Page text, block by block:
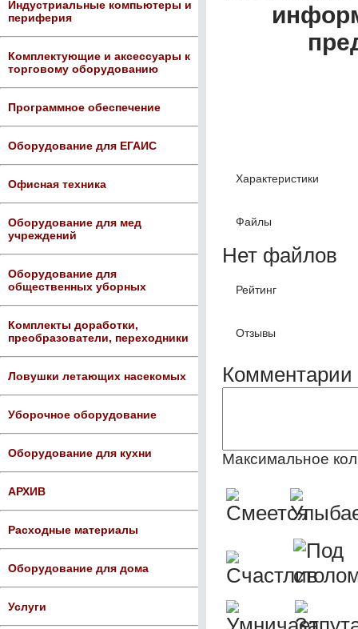
Индустриальные компьютеры и
периферия
Комплектующие и аксессуары к
торговому оборудованию
Программное обеспечение
Оборудование для ЕГАИС
Офисная техника
Оборудование для мед
учреждений
Оборудование для
общественных уборных
Комплекты доработки,
преобразователи, переходники
Ловушки летающих насекомых
Уборочное оборудование
Оборудование для кухни
АРХИВ
Расходные материалы
Оборудование для дома
Услуги
Характеристики
Файлы
Нет файлов
Рейтинг
Отзывы
Комментарии
Максимальное